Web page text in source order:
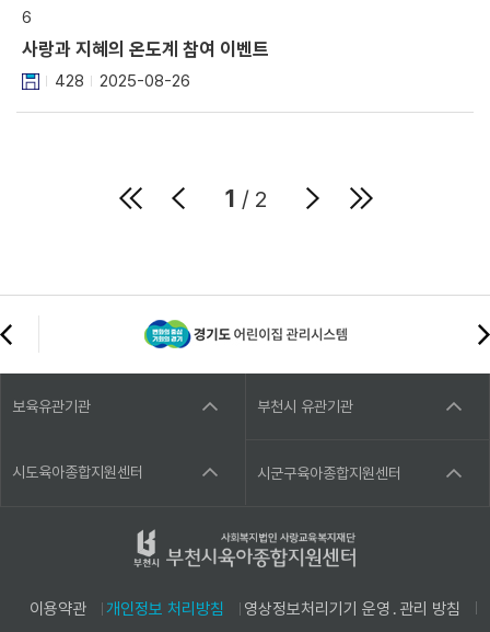
6
사랑과 지혜의 온도계 참여 이벤트
428 2025-08-26
1 / 2
보육유관기관 부천시 유관기관
시도육아종합지원센터 시군구육아종합지원센터
이용약관 개인정보 처리방침
영상정보처리기기 운영․관리 방침